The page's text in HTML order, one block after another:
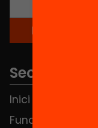
Seccions
Inici
Fundació